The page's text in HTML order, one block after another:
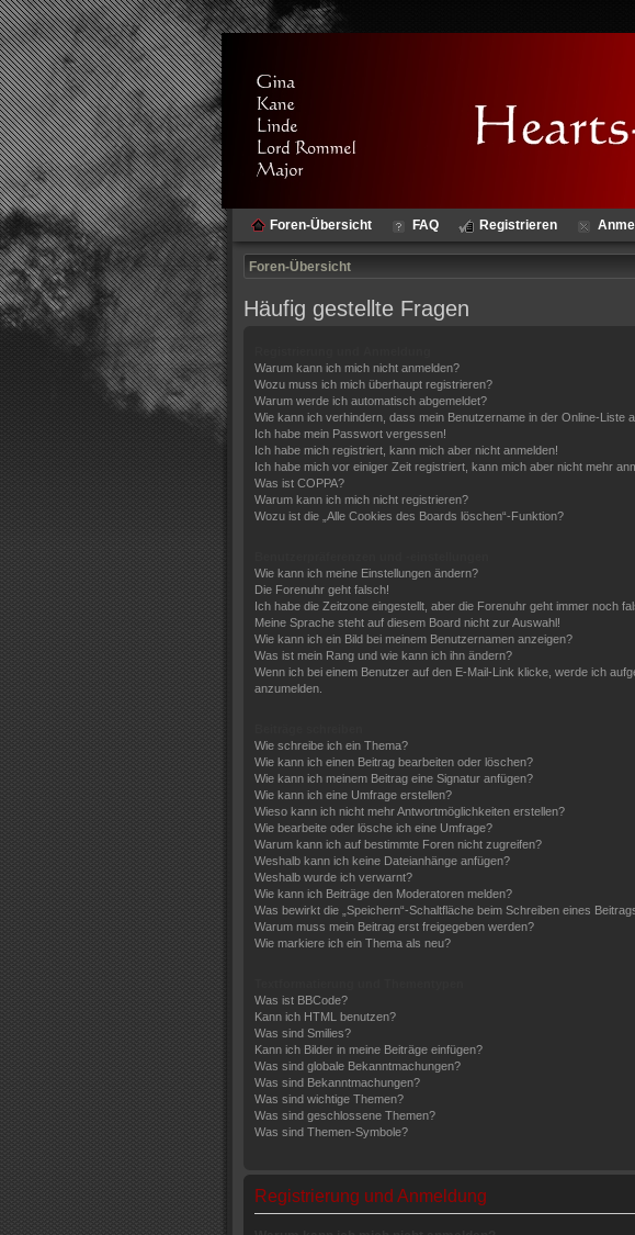
Foren-Übersicht FAQ Registrieren
Foren-Übersicht
Häufig gestellte Fragen
Warum kann ich mich nicht anmelden?
Wozu muss ich mich überhaupt registrieren?
Warum werde ich automatisch abgemeldet?
Wie kann ich verhindern, dass mein Benutzername in der Online-Liste
Ich habe mein Passwort vergessen!
Ich habe mich registriert, kann mich aber nicht anmelden!
Ich habe mich vor einiger Zeit registriert, kann mich aber nicht mehr
Was ist COPPA?
Warum kann ich mich nicht registrieren?
Wozu ist die „Alle Cookies des Boards löschen“-Funktion?
Wie kann ich meine Einstellungen ändern?
Die Forenuhr geht falsch!
Ich habe die Zeitzone eingestellt, aber die Forenuhr geht immer noch
Meine Sprache steht auf diesem Board nicht zur Auswahl!
Wie kann ich ein Bild bei meinem Benutzernamen anzeigen?
Was ist mein Rang und wie kann ich ihn ändern?
Wenn ich bei einem Benutzer auf den E-Mail-Link klicke, werde ich
anzumelden.
Wie schreibe ich ein Thema?
Wie kann ich einen Beitrag bearbeiten oder löschen?
Wie kann ich meinem Beitrag eine Signatur anfügen?
Wie kann ich eine Umfrage erstellen?
Wieso kann ich nicht mehr Antwortmöglichkeiten erstellen?
Wie bearbeite oder lösche ich eine Umfrage?
Warum kann ich auf bestimmte Foren nicht zugreifen?
Weshalb kann ich keine Dateianhänge anfügen?
Weshalb wurde ich verwarnt?
Wie kann ich Beiträge den Moderatoren melden?
Was bewirkt die „Speichern“-Schaltfläche beim Schreiben eines
Warum muss mein Beitrag erst freigegeben werden?
Wie markiere ich ein Thema als neu?
Was ist BBCode?
Kann ich HTML benutzen?
Was sind Smilies?
Kann ich Bilder in meine Beiträge einfügen?
Was sind globale Bekanntmachungen?
Was sind Bekanntmachungen?
Was sind wichtige Themen?
Was sind geschlossene Themen?
Was sind Themen-Symbole?
Registrierung und Anmeldung